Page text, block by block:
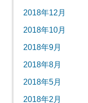
2018年12月
2018年10月
2018年9月
2018年8月
2018年5月
2018年2月